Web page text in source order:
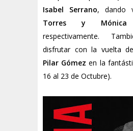
Isabel Serrano, dando
Torres y
respectivamente.
disfrutar con la vuelta
Pilar Gómez en la
16 al 23 de Octubre).